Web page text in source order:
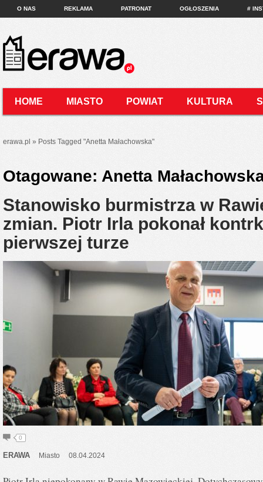
O NAS REKLAMA PATRONAT OGŁOSZENIA #
HOME MIASTO POWIAT KULTURA
erawa.pl » Posts Tagged "Anetta Małachowska"
Otagowane: Anetta
Stanowisko burmistrza w
zmian. Piotr Irla pokonał
pierwszej turze
0
ERAWA Miasto 08.04.2024